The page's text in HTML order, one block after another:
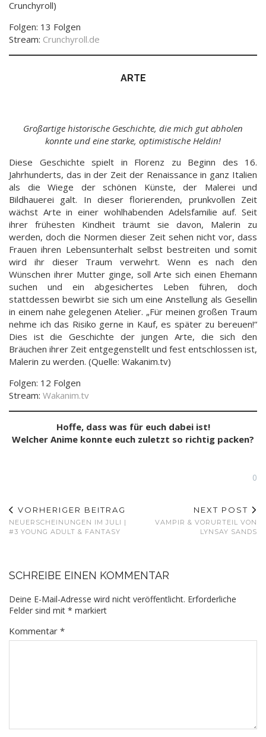
Crunchyroll)
Folgen: 13 Folgen
Stream: Crunchyroll.de
ARTE
Großartige historische Geschichte, die mich gut abholen
konnte und eine starke, optimistische Heldin!
Diese Geschichte spielt in Florenz zu Beginn des 16.
Jahrhunderts, das in der Zeit der Renaissance in ganz Italien
als die Wiege der schönen Künste, der Malerei und
Bildhauerei galt. In dieser florierenden, prunkvollen Zeit
wächst Arte in einer wohlhabenden Adelsfamilie auf. Seit
ihrer frühesten Kindheit träumt sie davon, Malerin zu
werden, doch die Normen dieser Zeit sehen nicht vor, dass
Frauen ihren Lebensunterhalt selbst bestreiten und somit
wird ihr dieser Traum verwehrt. Wenn es nach den
Wünschen ihrer Mutter ginge, soll Arte sich einen Ehemann
suchen und ein abgesichertes Leben führen, doch
stattdessen bewirbt sie sich um eine Anstellung als Gesellin
in einem nahe gelegenen Atelier. „Für meinen großen Traum
nehme ich das Risiko gerne in Kauf, es später zu bereuen!“
Dies ist die Geschichte der jungen Arte, die sich den
Bräuchen ihrer Zeit entgegenstellt und fest entschlossen ist,
Malerin zu werden. (Quelle: Wakanim.tv)
Folgen: 12 Folgen
Stream: Wakanim.tv
Hoffe, dass was für euch dabei ist!
Welcher Anime konnte euch zuletzt so richtig packen?
0
VORHERIGER BEITRAG
NEUERSCHEINUNGEN IM JULI |
#3 YOUNG ADULT & FANTASY
NEXT POST
VAMPIR & VORURTEIL VON
LYNSAY SANDS
SCHREIBE EINEN KOMMENTAR
Deine E-Mail-Adresse wird nicht veröffentlicht. Erforderliche
Felder sind mit * markiert
Kommentar *